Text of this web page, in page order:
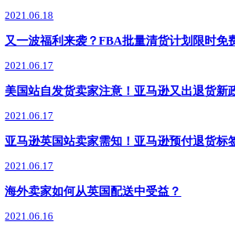
新手/老卖家必看：跨境电商ERP怎
期，70万+跨境企业选择，助你运营效率
领星ERP
最新
01.27
领星ERP正式成为首批沃尔玛全球
沃尔玛全球电商生态合作伙伴服务网络